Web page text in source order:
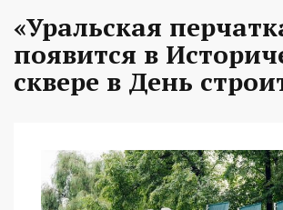
«Уральская
появится в
сквере в День